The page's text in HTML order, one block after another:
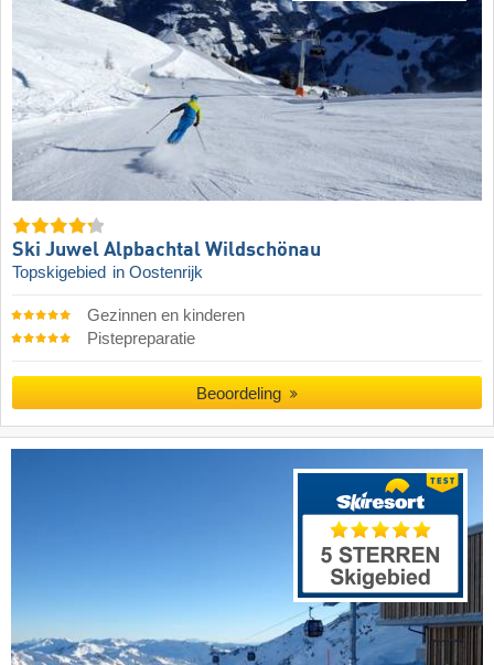
Ski Juwel Alpbachtal Wildschönau
Topskigebied in Oostenrijk
Gezinnen en kinderen
Pistepreparatie
Beoordeling